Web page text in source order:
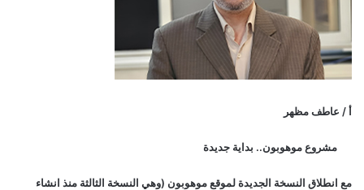
أ / عاطف مظهر
مشروع موهوبون.. بداية جديدة
مع انطلاق النسخة الجديدة لموقع موهوبون (وهي النسخة الثالثة منذ انشاء